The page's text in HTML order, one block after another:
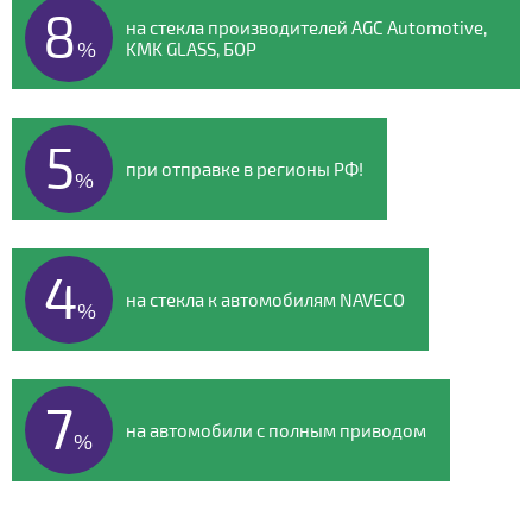
8%
на стекла производителей AGC Automotive,
KMK GLASS, БОР
5% при отправке в регионы РФ!
4% на стекла к автомобилям NAVECO
7% на автомобили с полным приводом